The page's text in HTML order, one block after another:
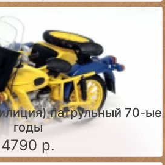
патрульный 70-ые
годы
4790 р.